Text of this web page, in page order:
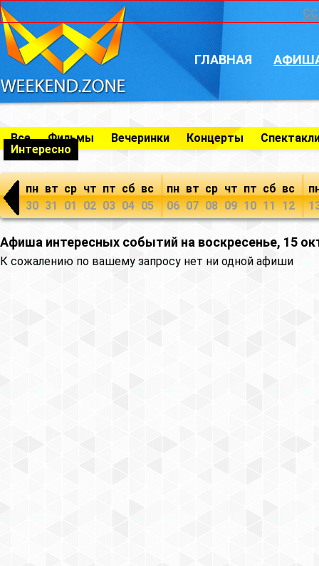
ГЛАВНАЯ
Все Фильмы Вечеринки Концерты
Интересно
пн
30
вт
31
ср
01
чт
02
пт
03
сб
04
вс
05
пн
06
вт
07
ср
08
чт
09
пт
10
сб
11
вс
12
Афиша интересных событий на воскресенье, 15
К сожалению по вашему запросу нет ни одной афиши